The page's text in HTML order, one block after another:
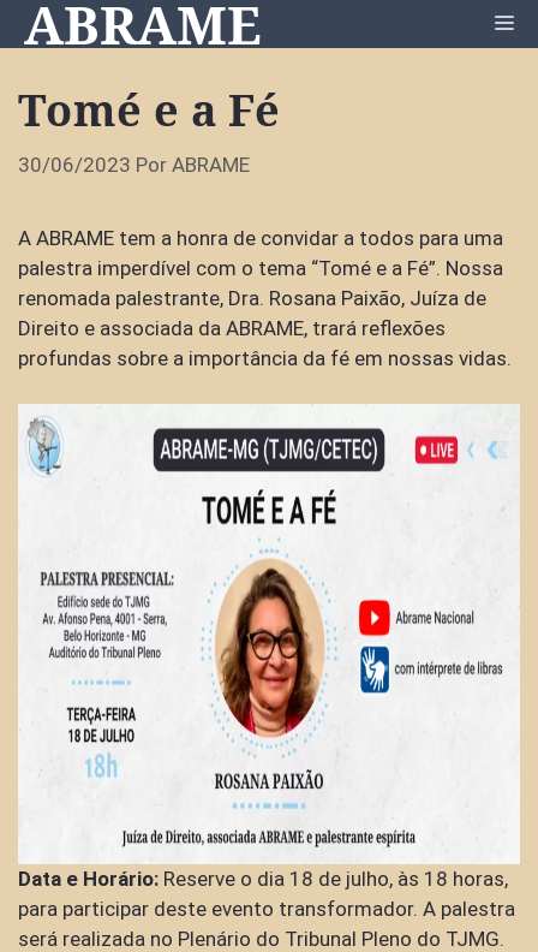
Pular
para
conteúdo
ABRAME
Tomé e a Fé
30/06/2023 Por ABRAME
A ABRAME tem a honra de convidar a todos para uma
palestra imperdível com o tema “Tomé e a Fé”. Nossa
renomada palestrante, Dra. Rosana Paixão, Juíza de
Direito e associada da ABRAME, trará reflexões
profundas sobre a importância da fé em nossas vidas.
Data e Horário: Reserve o dia 18 de julho, às 18 horas,
para participar deste evento transformador. A palestra
será realizada no Plenário do Tribunal Pleno do TJMG.